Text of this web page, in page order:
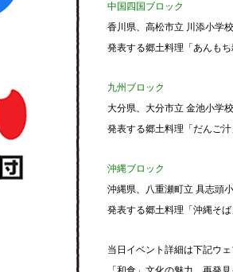
中国四国ブロック
香川県、高松市立 川添小学
発表する郷土料理「あんも
九州ブロック
大分県、大分市立 金池小学
発表する郷土料理「だんご
沖縄ブロック
沖縄県、八重瀬町立 具志頭
発表する郷土料理「沖縄そ
当日イベント詳細は下記ウ